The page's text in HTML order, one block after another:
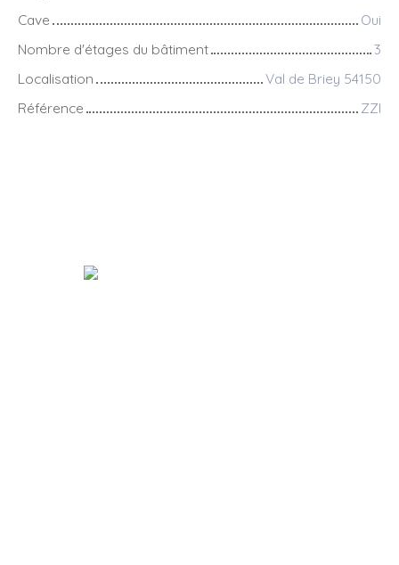
Cave
Oui
Nombre d'étages du bâtiment
3
Localisation
Val de Briey 54150
Référence
ZZI